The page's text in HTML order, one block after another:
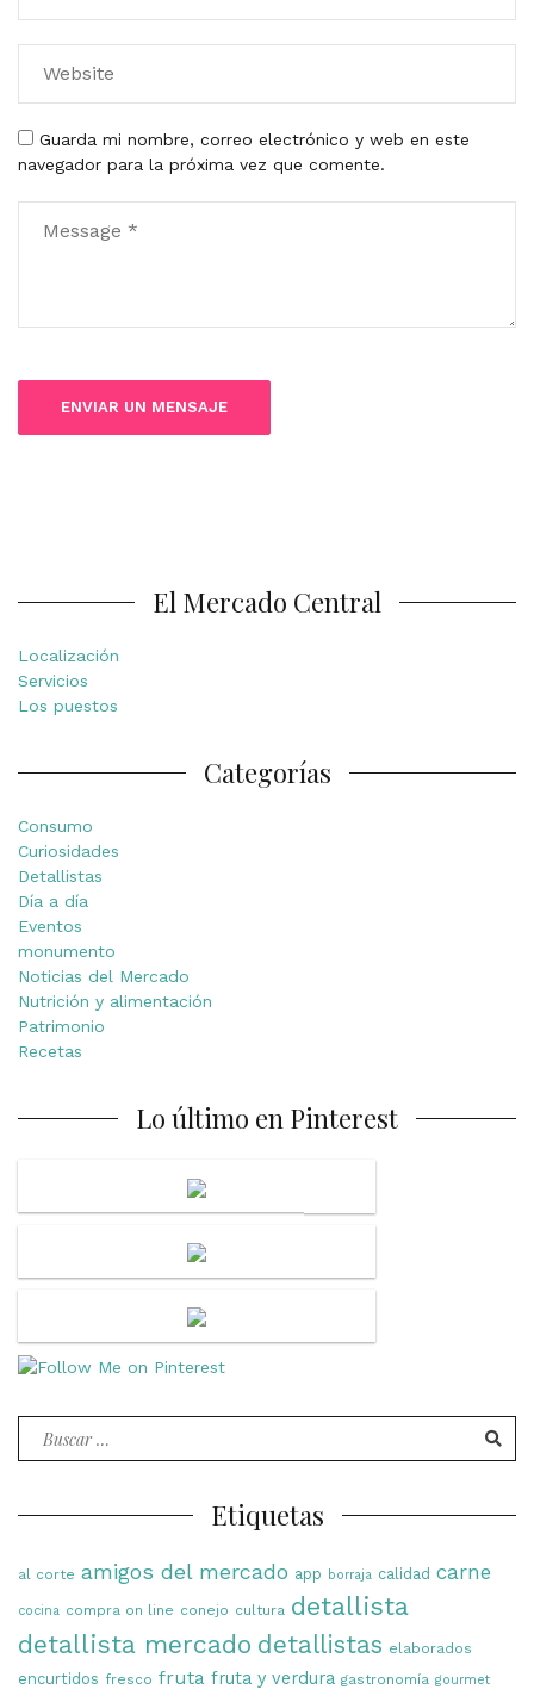
Guarda mi nombre, correo electrónico y web en este
navegador para la próxima vez que comente.
El Mercado Central
Localización
Servicios
Los puestos
Categorías
Consumo
Curiosidades
Detallistas
Día a día
Eventos
monumento
Noticias del Mercado
Nutrición y alimentación
Patrimonio
Recetas
Lo último en Pinterest
Etiquetas
al corte amigos del mercado app borraja calidad carne
cocina compra on line conejo cultura detallista
detallista mercado detallistas elaborados
encurtidos fresco fruta fruta y verdura gastronomía gourmet